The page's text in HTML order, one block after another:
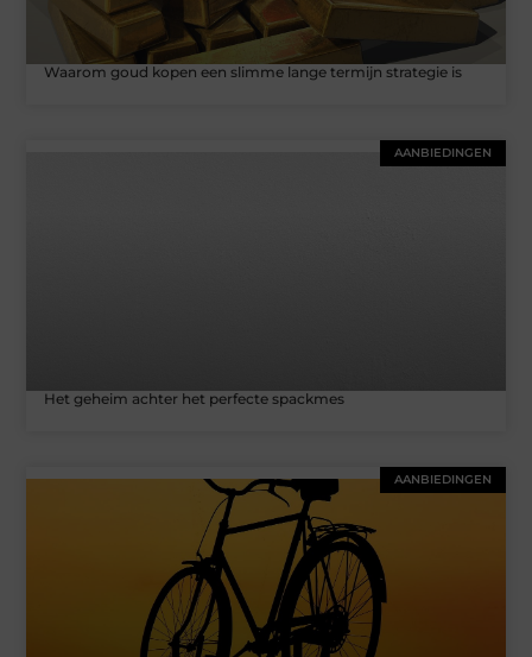
Waarom goud kopen een slimme lange termijn strategie is
AANBIEDINGEN
Het geheim achter het perfecte spackmes
AANBIEDINGEN